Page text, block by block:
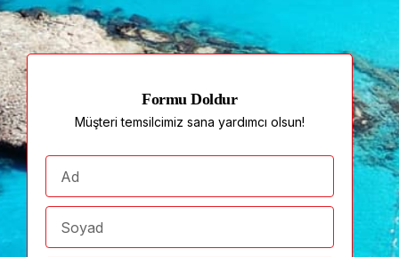
Formu Doldur
Müşteri temsilcimiz sana yardımcı olsun!